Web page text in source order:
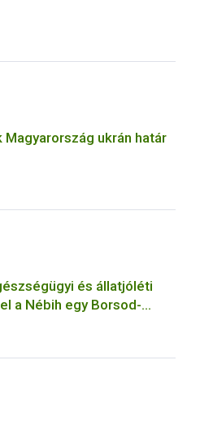
ukrán határ
és állatjóléti
a Nébih egy Borsod-
szarvasmarhatartónál